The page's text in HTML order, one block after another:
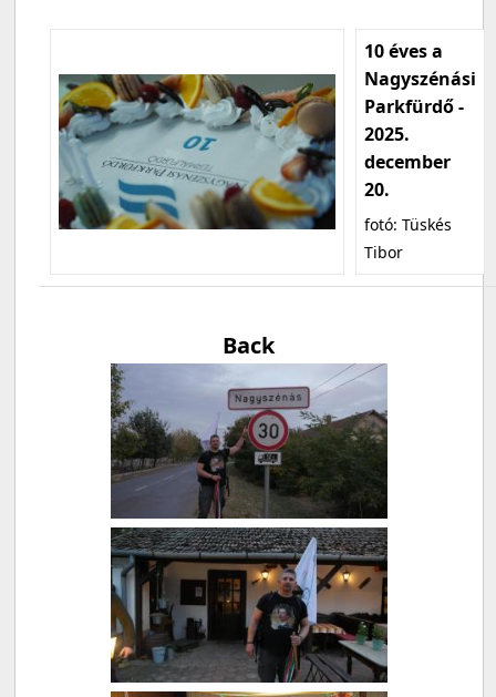
10 éves a
Nagyszénási
Parkfürdő -
2025.
december
20.
fotó: Tüskés
Tibor
Back